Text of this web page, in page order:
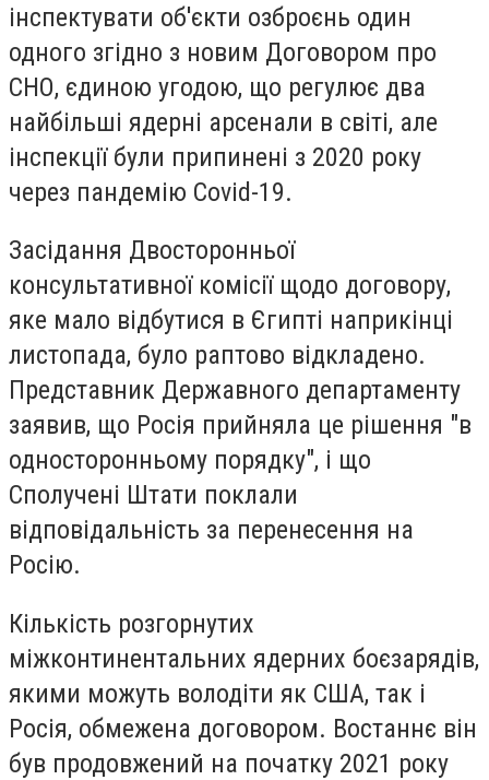
інспектувати об'єкти озброєнь один
одного згідно з новим Договором про
СНО, єдиною угодою, що регулює два
найбільші ядерні арсенали в світі, але
інспекції були припинені з 2020 року
через пандемію Covid-19.
Засідання Двосторонньої
консультативної комісії щодо договору,
яке мало відбутися в Єгипті наприкінці
листопада, було раптово відкладено.
Представник Державного департаменту
заявив, що Росія прийняла це рішення "в
односторонньому порядку", і що
Сполучені Штати поклали
відповідальність за перенесення на
Росію.
Кількість розгорнутих
міжконтинентальних ядерних боєзарядів,
якими можуть володіти як США, так і
Росія, обмежена договором. Востаннє він
був продовжений на початку 2021 року